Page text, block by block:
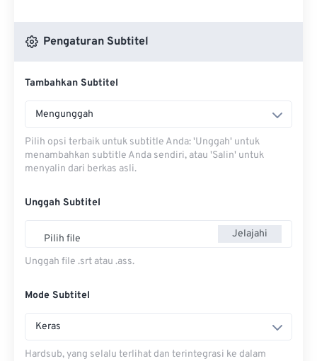
Pengaturan Subtitel
Tambahkan Subtitel
Mengunggah
Pilih opsi terbaik untuk subtitle Anda: 'Unggah' untuk
menambahkan subtitle Anda sendiri, atau 'Salin' untuk
menyalin dari berkas asli.
Unggah Subtitel
Pilih file Jelajahi
Unggah file .srt atau .ass.
Mode Subtitel
Keras
Hardsub, yang selalu terlihat dan terintegrasi ke dalam